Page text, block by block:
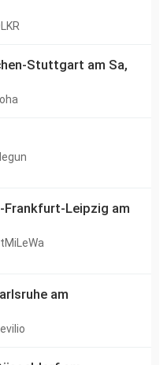
Stuttgart am Sa,
Frankfurt-Leipzig am
am